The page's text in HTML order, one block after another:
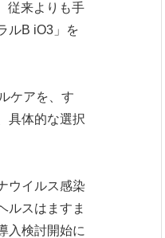
従来よりも手
ルB iO3」を
ケアを、す
具体的な選択
ウイルス感染
ルスはますま
入検討開始に